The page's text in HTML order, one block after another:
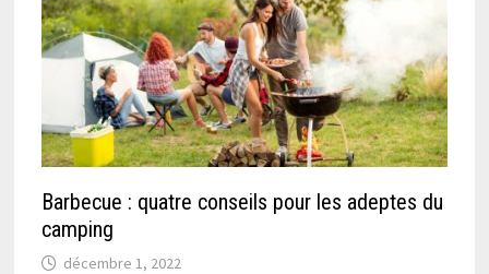
Barbecue : quatre conseils pour les adeptes du
camping
décembre 1, 2022